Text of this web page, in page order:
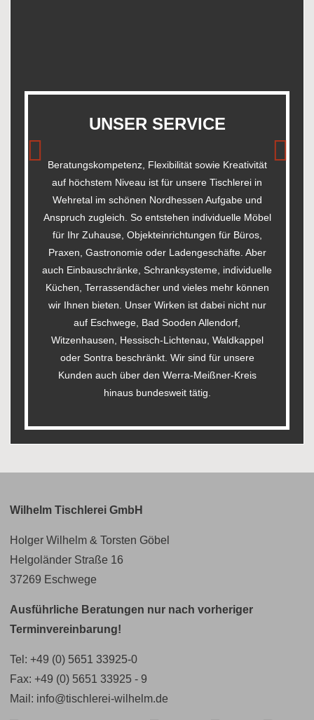
UNSER SERVICE
Beratungskompetenz, Flexibilität sowie Kreativität
auf höchstem Niveau ist für unsere Tischlerei in
Wehretal im schönen Nordhessen Aufgabe und
Anspruch zugleich. So entstehen individuelle Möbel
für Ihr Zuhause, Objekteinrichtungen für Büros,
Praxen, Gastronomie oder Ladengeschäfte. Aber
auch Einbauschränke, Schranksysteme, individuelle
Küchen, Terrassendächer und vieles mehr können
wir Ihnen bieten. Unser Wirken ist dabei nicht nur
auf Eschwege, Bad Sooden Allendorf,
Witzenhausen, Hessisch-Lichtenau, Waldkappel
oder Sontra beschränkt. Wir sind für unsere
Kunden auch über den Werra-Meißner-Kreis
hinaus bundesweit tätig.
Previous
Wilhelm Tischlerei GmbH
Holger Wilhelm & Torsten Göbel
Helgoländer Straße 16
37269 Eschwege
Ausführliche Beratungen nur nach vorheriger
Terminvereinbarung!
Tel: +49 (0) 5651 33925-0
Fax: +49 (0) 5651 33925 - 9
Mail: info@tischlerei-wilhelm.de